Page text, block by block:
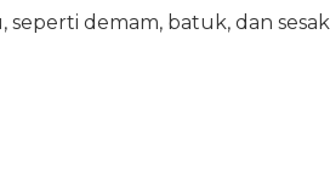
demam, batuk, dan sesak